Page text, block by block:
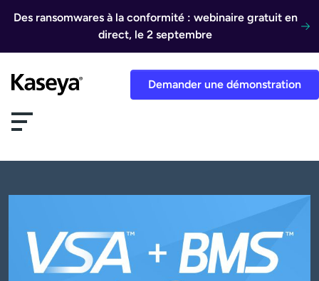
Des ransomwares à la conformité : webinaire gratuit en
direct, le 2 septembre
Demander une démonstration